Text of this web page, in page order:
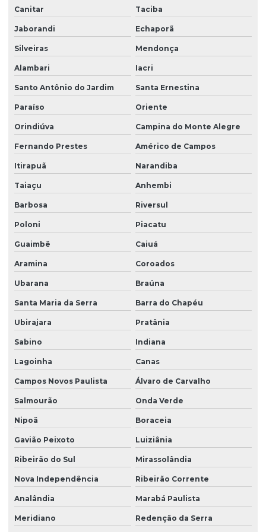
Canitar Taciba
Jaborandi Echaporã
Silveiras Mendonça
Alambari Iacri
Santo Antônio do Jardim Santa Ernestina
Paraíso Oriente
Orindiúva Campina do Monte Alegre
Fernando Prestes Américo de Campos
Itirapuã Narandiba
Taiaçu Anhembi
Barbosa Riversul
Poloni Piacatu
Guaimbê Caiuá
Aramina Coroados
Ubarana Braúna
Santa Maria da Serra Barra do Chapéu
Ubirajara Pratânia
Sabino Indiana
Lagoinha Canas
Campos Novos Paulista Álvaro de Carvalho
Salmourão Onda Verde
Nipoã Boraceia
Gavião Peixoto Luiziânia
Ribeirão do Sul Mirassolândia
Nova Independência Ribeirão Corrente
Analândia Marabá Paulista
Meridiano Redenção da Serra